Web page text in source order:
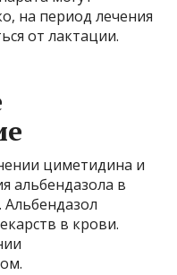
на период лечения
от лактации.
циметидина и
альбендазола в
в крови.